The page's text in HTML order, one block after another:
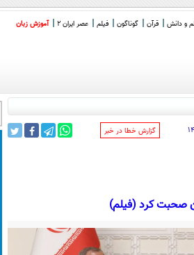
و دانش قرآن گوناگون فیلم عصر ایران 2 آموزش زبان
‌گزارش خطا در خبر
صحبت کرد (فیلم)